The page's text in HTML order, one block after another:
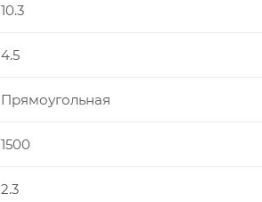
10.3
4.5
Прямоугольная
1500
2.3